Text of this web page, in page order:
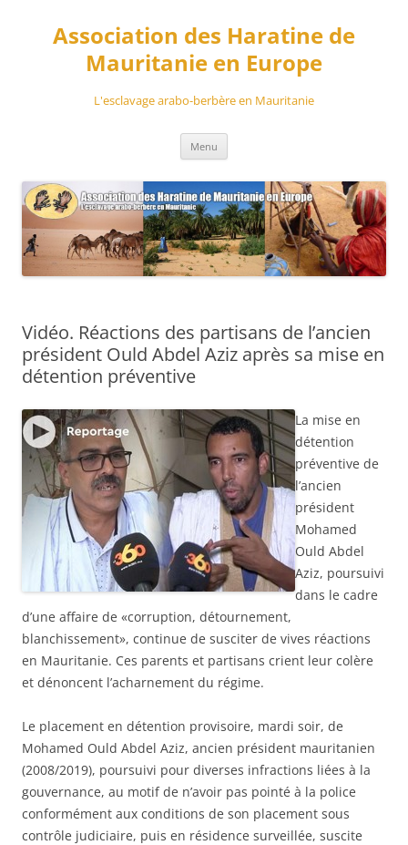
contenuAssociation des Haratine de
Mauritanie en Europe
L'esclavage arabo-berbère en Mauritanie
Menu
Vidéo. Réactions des partisans de l’ancien
président Ould Abdel Aziz après sa mise en
détention préventive
La mise en
détention
préventive de
l’ancien
président
Mohamed
Ould Abdel
Aziz, poursuivi
dans le cadre
d’une affaire de «corruption, détournement,
blanchissement», continue de susciter de vives réactions
en Mauritanie. Ces parents et partisans crient leur colère
et dénoncent l’acharnement du régime.
Le placement en détention provisoire, mardi soir, de
Mohamed Ould Abdel Aziz, ancien président mauritanien
(2008/2019), poursuivi pour diverses infractions liées à la
gouvernance, au motif de n’avoir pas pointé à la police
conformément aux conditions de son placement sous
contrôle judiciaire, puis en résidence surveillée, suscite